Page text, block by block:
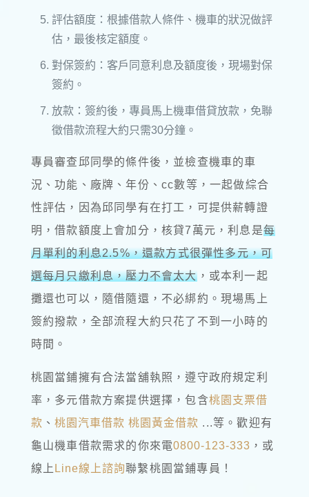
評估額度：根據借款人條件、機車的狀況做評
估，最後核定額度。
對保簽約：客戶同意利息及額度後，現場對保
簽約。
放款：簽約後，專員馬上機車借貸放款，免聯
徵借款流程大約只需30分鐘。
專員審查邱同學的條件後，並檢查機車的車
況、功能、廠牌、年份、cc數等，一起做綜合
性評估，因為邱同學有在打工，可提供薪轉證
明，借款額度上會加分，核貸7萬元，利息是每
月單利的利息2.5%，還款方式很彈性多元，可
選每月只繳利息，壓力不會太大，或本利一起
攤還也可以，隨借隨還，不必綁約。現場馬上
簽約撥款，全部流程大約只花了不到一小時的
時間。
桃園當鋪擁有合法當舖執照，遵守政府規定利
率，多元借款方案提供選擇，包含桃園支票借
款 、 桃園汽車借款 桃園黃金借款 ...等。歡迎有
龜山機車借款需求的你來電0800-123-333 ，或
線上 Line線上諮詢聯繫桃園當鋪專員！